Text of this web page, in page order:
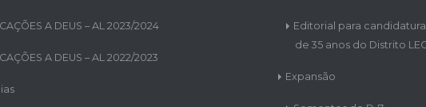
A DEUS – AL 2023/2024
A DEUS – AL 2022/2023
Editorial para
de 35 anos do Distrito
Expansão